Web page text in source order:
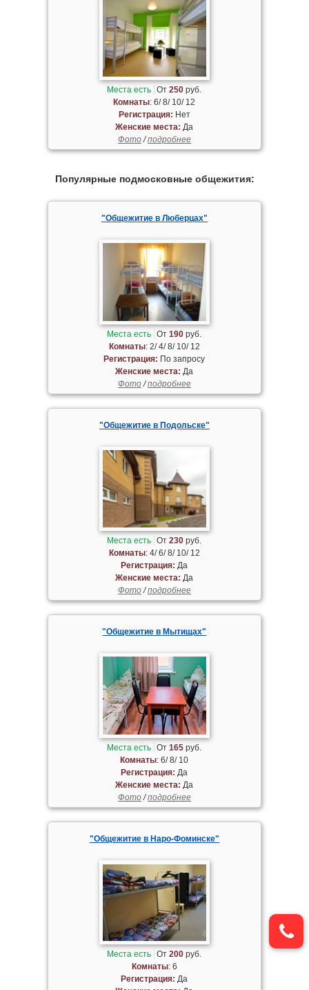
Места есть От250 руб.
Комнаты: 6/ 8/ 10/ 12
Регистрация: Нет
Женские места: Да
Фото/подробнее
Популярные подмосковные общежития:
"Общежитие в Люберцах"
Места есть От190 руб.
Комнаты: 2/ 4/ 8/ 10/ 12
Регистрация: По запросу
Женские места: Да
Фото/подробнее
"Общежитие в Подольске"
Места есть От230 руб.
Комнаты: 4/ 6/ 8/ 10/ 12
Регистрация: Да
Женские места: Да
Фото/подробнее
"Общежитие в Мытищах"
Места есть От165 руб.
Комнаты: 6/ 8/ 10
Регистрация: Да
Женские места: Да
Фото/подробнее
"Общежитие в Наро-Фоминске"
Места есть От200 руб.
Комнаты: 6
Регистрация: Да